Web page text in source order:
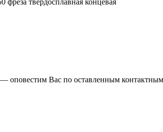
— оповестим Вас по оставленным